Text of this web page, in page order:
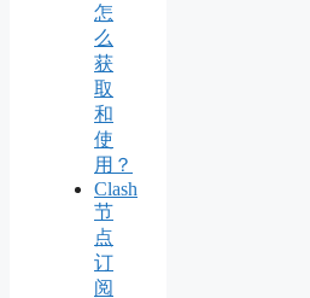
怎
么
获
取
和
使
用？
Clash
节
点
订
阅